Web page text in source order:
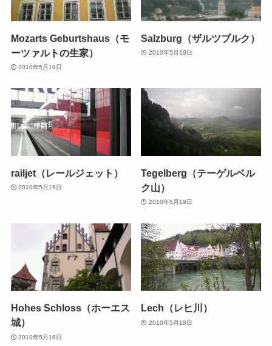
Mozarts Geburtshaus（モ
ーツァルトの生家）
2010年5月19日
Salzburg（ザルツブルク）
2010年5月19日
railjet（レールジェット）
2010年5月19日
Tegelberg（テーゲルベル
ク山）
2010年5月19日
Hohes Schloss（ホーエス
城）
2010年5月18日
Lech（レヒ川）
2010年5月18日